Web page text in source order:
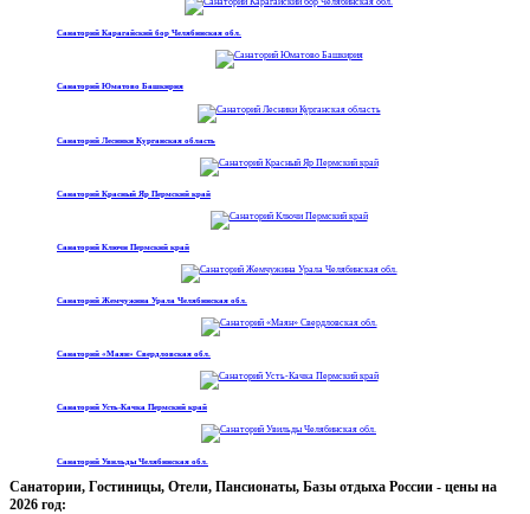
Санаторий Карагайский бор Челябинская обл.
Санаторий Юматово Башкирия
Санаторий Лесники Курганская область
Санаторий Красный Яр Пермский край
Санаторий Ключи Пермский край
Санаторий Жемчужина Урала Челябинская обл.
Санаторий «Маян» Свердловская обл.
Санаторий Усть-Качка Пермский край
Санаторий Увильды Челябинская обл.
Санатории, Гостиницы, Отели, Пансионаты, Базы отдыха России - цены на
2026 год: